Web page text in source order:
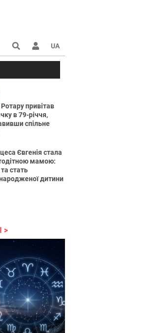
UA
привітав
в 79-річчя,
спільне
Євгенія стала
мамою:
стать
дитини